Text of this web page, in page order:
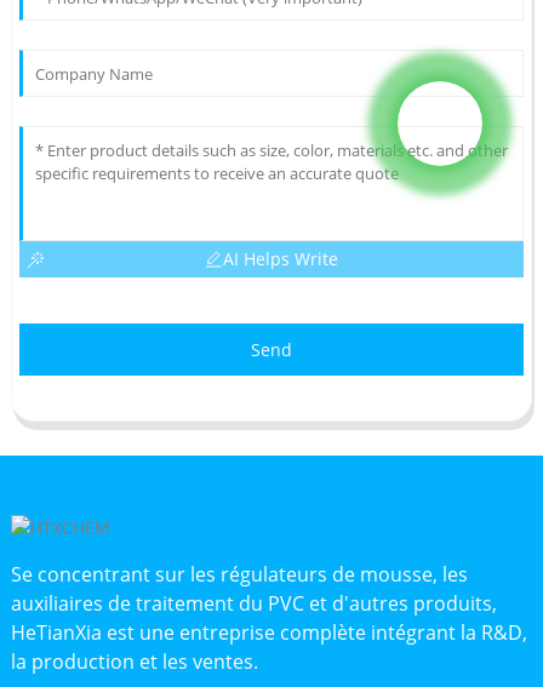
AI Helps Write
Send
Se concentrant sur les régulateurs de mousse, les
auxiliaires de traitement du PVC et d'autres produits,
HeTianXia est une entreprise complète intégrant la R&D,
la production et les ventes.